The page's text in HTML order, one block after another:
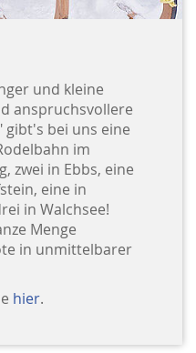
und kleine
anspruchsvollere
gibt's bei uns eine
im
zwei in Ebbs, eine
eine in
in Walchsee!
Menge
in unmittelbarer
hier.